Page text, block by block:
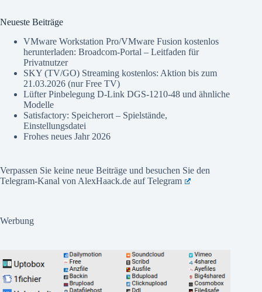
Neueste Beiträge
VMware Workstation Pro/VMware Fusion kostenlos
herunterladen: Broadcom-Portal – Leitfaden für
Privatnutzer
SKY (TV/GO) Streaming kostenlos: Aktion bis zum
21.03.2026 (nur Free TV)
Lüfter Pinbelegung D-Link DGS-1210-48 und ähnliche
Modelle
Satisfactory: Speicherort – Spielstände,
Einstellungsdatei
Frohes neues Jahr 2026
Verpassen Sie keine neue Beiträge und besuchen Sie den
Telegram-Kanal von AlexHaack.de aufTelegram
Werbung